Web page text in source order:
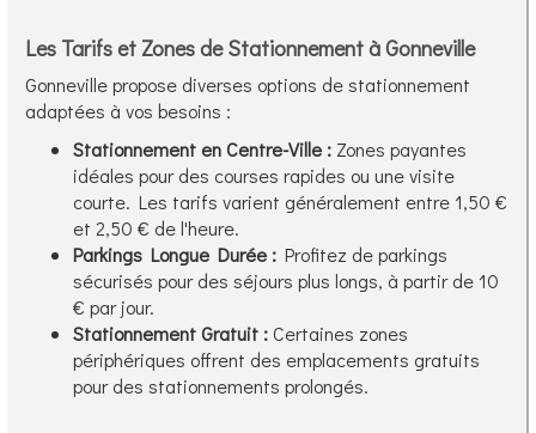
Les Tarifs et Zones de Stationnement à Gonneville
Gonneville propose diverses options de stationnement
adaptées à vos besoins :
Stationnement en Centre-Ville : Zones payantes
idéales pour des courses rapides ou une visite
courte. Les tarifs varient généralement entre 1,50 €
et 2,50 € de l'heure.
Parkings Longue Durée : Profitez de parkings
sécurisés pour des séjours plus longs, à partir de 10
€ par jour.
Stationnement Gratuit :Certaines zones
périphériques offrent des emplacements gratuits
pour des stationnements prolongés.